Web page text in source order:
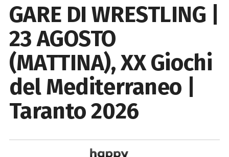
GARE DI WRESTLING |
23 AGOSTO
(MATTINA), XX Giochi
del Mediterraneo |
Taranto 2026